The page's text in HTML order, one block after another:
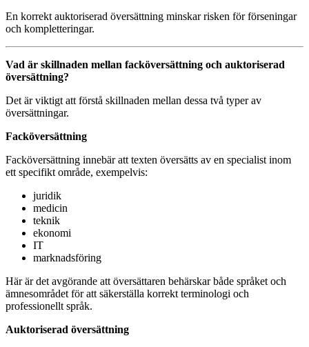
En korrekt auktoriserad översättning minskar risken för förseningar
och kompletteringar.
Vad är skillnaden mellan facköversättning och auktoriserad
översättning?
Det är viktigt att förstå skillnaden mellan dessa två typer av
översättningar.
Facköversättning
Facköversättning innebär att texten översätts av en specialist inom
ett specifikt område, exempelvis:
juridik
medicin
teknik
ekonomi
IT
marknadsföring
Här är det avgörande att översättaren behärskar både språket och
ämnesområdet för att säkerställa korrekt terminologi och
professionellt språk.
Auktoriserad översättning